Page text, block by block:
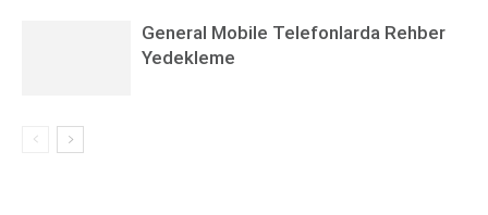
General Mobile Telefonlarda Rehber
Yedekleme